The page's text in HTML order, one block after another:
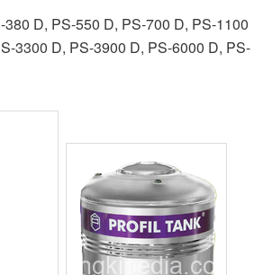
D, PS-550 D, PS-700 D, PS-1100
3300 D, PS-3900 D, PS-6000 D, PS-